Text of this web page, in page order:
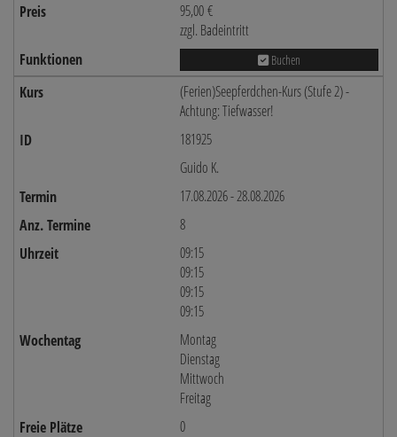
95,00 €
zzgl. Badeintritt
Buchen
(Ferien)Seepferdchen-Kurs (Stufe 2) -
Achtung: Tiefwasser!
181925
Guido K.
17.08.2026 - 28.08.2026
8
09:15
09:15
09:15
09:15
Montag
Dienstag
Mittwoch
Freitag
0